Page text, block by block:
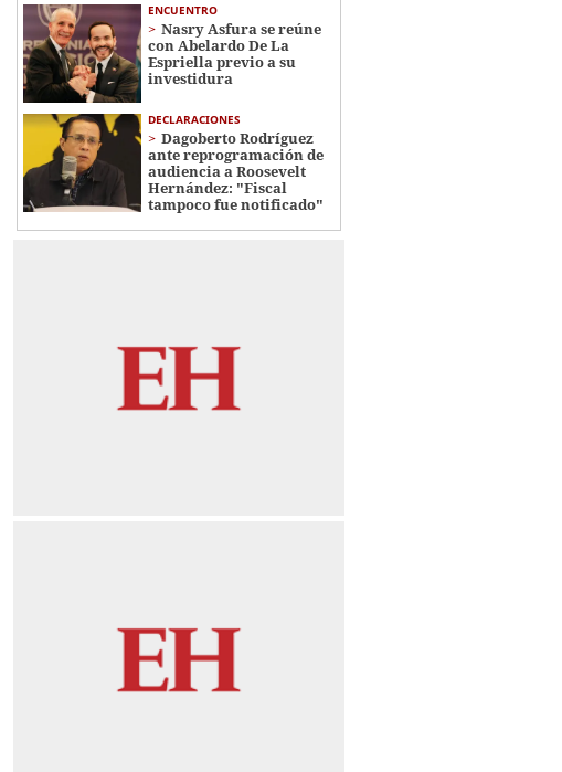
ENCUENTRO
Nasry Asfura se reúne
con Abelardo De La
Espriella previo a su
investidura
DECLARACIONES
Dagoberto Rodríguez
ante reprogramación de
audiencia a Roosevelt
Hernández: "Fiscal
tampoco fue notificado"